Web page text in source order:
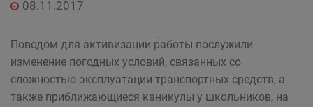
08.11.2017
Поводом для активизации работы послужили
изменение погодных условий, связанных со
сложностью эксплуатации транспортных средств, а
также приближающиеся каникулы у школьников, на